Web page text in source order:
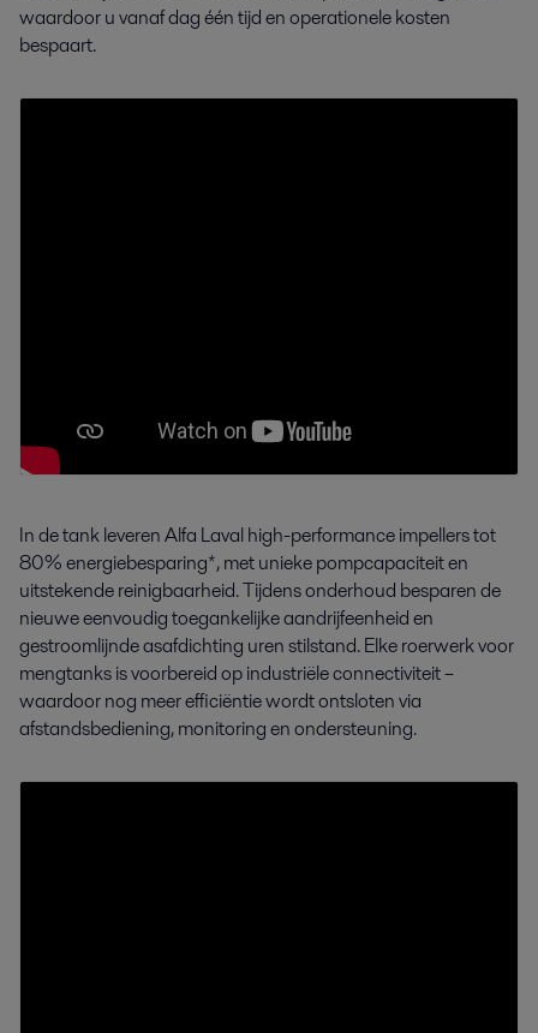
waardoor u vanaf dag één tijd en operationele kosten
bespaart.
In de tank leveren Alfa Laval high-performance impellers tot
80% energiebesparing*, met unieke pompcapaciteit en
uitstekende reinigbaarheid. Tijdens onderhoud besparen de
nieuwe eenvoudig toegankelijke aandrijfeenheid en
gestroomlijnde asafdichting uren stilstand. Elke roerwerk voor
mengtanks is voorbereid op industriële connectiviteit –
waardoor nog meer efficiëntie wordt ontsloten via
afstandsbediening, monitoring en ondersteuning.